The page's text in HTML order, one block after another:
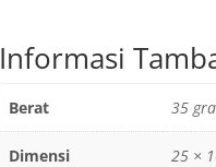
Informasi
Berat 35
Dimensi 25 ×